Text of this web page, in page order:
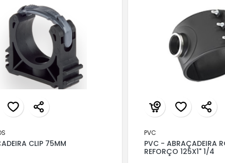
CLIP 75MM
PVC
PVC - ABRAÇADEIRA
REFORÇO 125X1" 1/4